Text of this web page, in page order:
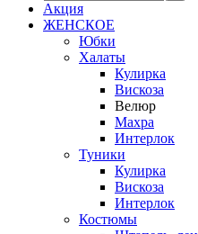
Акция
ЖЕНСКОЕ
Юбки
Халаты
Кулирка
Вискоза
Велюр
Махра
Интерлок
Туники
Кулирка
Вискоза
Интерлок
Костюмы